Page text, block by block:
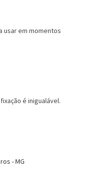
usar em momentos
é inigualável.
- MG